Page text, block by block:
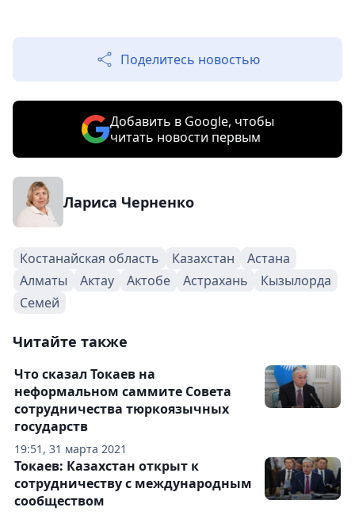
Поделитесь новостью
Добавить в Google, чтобы
читать новости первым
Лариса Черненко
Костанайская область Казахстан
Астана
Алматы
Актау Актобе Астрахань
Кызылорда
Семей
Читайте также
19:51, 31 марта 2021
Что сказал Токаев на
неформальном саммите Совета
сотрудничества тюркоязычных
государств
Токаев: Казахстан открыт к
сотрудничеству с международным
сообществом